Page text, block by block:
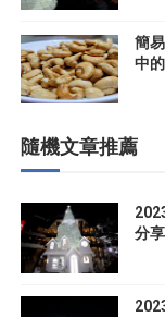
簡
中
隨機文章推薦
分享